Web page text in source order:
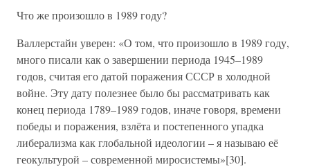
Что же произошло в 1989 году?
Валлерстайн уверен: «О том, что произошло в 1989 году,
много писали как о завершении периода 1945–1989
годов, считая его датой поражения СССР в холодной
войне. Эту дату полезнее было бы рассматривать как
конец периода 1789–1989 годов, иначе говоря, времени
победы и поражения, взлёта и постепенного упадка
либерализма как глобальной идеологии – я называю её
геокультурой – современной миросистемы»[30].